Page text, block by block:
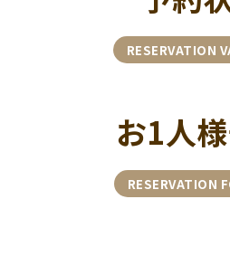
RESERVATION
お1人
RESERVATION